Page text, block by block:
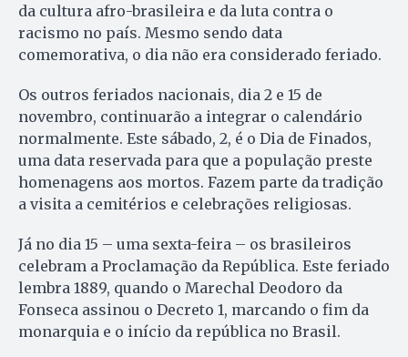
da cultura afro-brasileira e da luta contra o
racismo no país. Mesmo sendo data
comemorativa, o dia não era considerado feriado.
Os outros feriados nacionais, dia 2 e 15 de
novembro, continuarão a integrar o calendário
normalmente. Este sábado, 2, é o Dia de Finados,
uma data reservada para que a população preste
homenagens aos mortos. Fazem parte da tradição
a visita a cemitérios e celebrações religiosas.
Já no dia 15 – uma sexta-feira – os brasileiros
celebram a Proclamação da República. Este feriado
lembra 1889, quando o Marechal Deodoro da
Fonseca assinou o Decreto 1, marcando o fim da
monarquia e o início da república no Brasil.